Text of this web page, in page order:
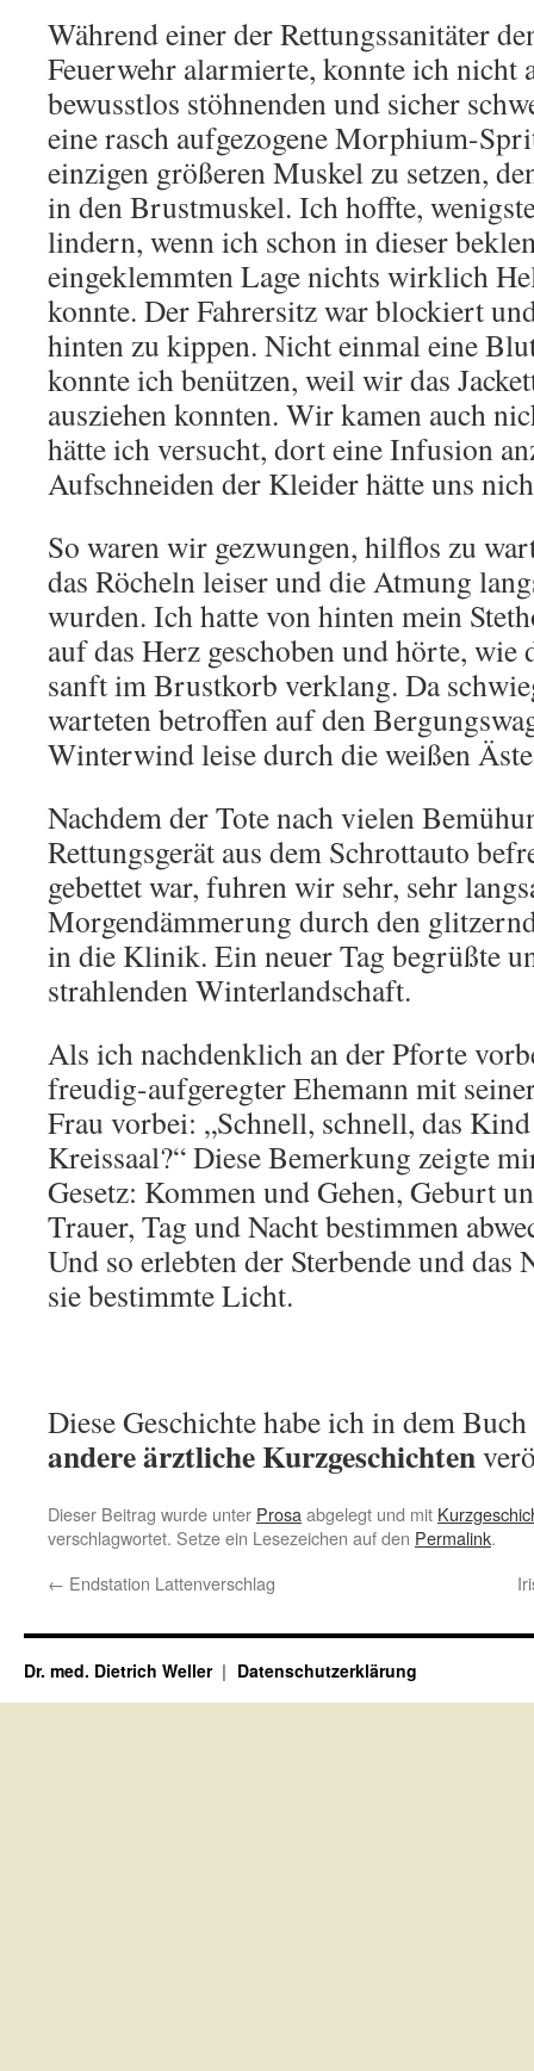
Während einer der Rettungssanitäter
Feuerwehr alarmierte, konnte ich nicht
bewusstlos stöhnenden und sicher
eine rasch aufgezogene Morphium-
einzigen größeren Muskel zu setzen,
in den Brustmuskel. Ich hoffte,
lindern, wenn ich schon in dieser
eingeklemmten Lage nichts wirklich
konnte. Der Fahrersitz war blockiert
hinten zu kippen. Nicht einmal eine
konnte ich benützen, weil wir das
ausziehen konnten. Wir kamen auch
hätte ich versucht, dort eine Infusion
Aufschneiden der Kleider hätte uns
So waren wir gezwungen, hilflos zu
das Röcheln leiser und die Atmung
wurden. Ich hatte von hinten mein
auf das Herz geschoben und hörte, wie
sanft im Brustkorb verklang. Da
warteten betroffen auf den
Winterwind leise durch die weißen
Nachdem der Tote nach vielen
Rettungsgerät aus dem Schrottauto
gebettet war, fuhren wir sehr, sehr
Morgendämmerung durch den
in die Klinik. Ein neuer Tag begrüßte
strahlenden Winterlandschaft.
Als ich nachdenklich an der Pforte
freudig-aufgeregter Ehemann mit
Frau vorbei: „Schnell, schnell, das
Kreissaal?“ Diese Bemerkung zeigte
Gesetz: Kommen und Gehen, Geburt
Trauer, Tag und Nacht bestimmen
Und so erlebten der Sterbende und das
sie bestimmte Licht.
Diese Geschichte habe ich in dem Buch
andere ärztliche Kurzgeschichten
Dieser Beitrag wurde unter Prosa abgelegt und mit
verschlagwortet. Setze ein Lesezeichen auf den Permalink.
← Endstation Lattenverschlag
Dr. med. Dietrich Weller Datenschutzerklärung